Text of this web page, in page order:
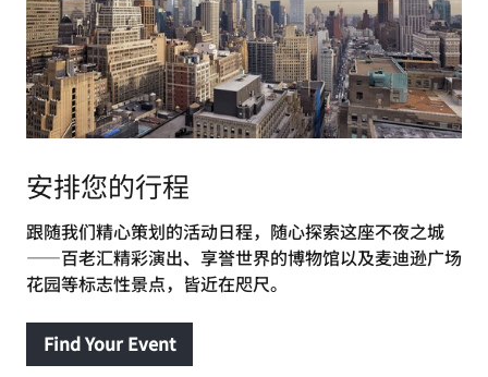
安排您的行程
跟随我们精心策划的活动日程，随心探索这座不夜之城
——百老汇精彩演出、享誉世界的博物馆以及麦迪逊广场
花园等标志性景点，皆近在咫尺。
Find Your Event